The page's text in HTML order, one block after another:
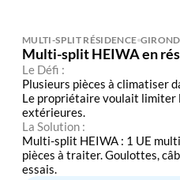
MULTI-SPLIT RÉSIDENCE
Multi-split HEIWA en
Le Défi :
Plusieurs pièces à climatiser
Le propriétaire voulait limiter
extérieures.
La Solution :
Multi-split HEIWA : 1 UE
pièces à traiter. Goulottes,
essais.